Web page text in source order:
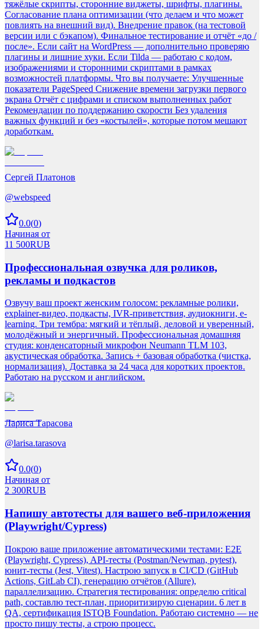
тяжёлые скрипты, сторонние виджеты, шрифты, плагины.
Согласование плана оптимизации (что делаем и что может
повлиять на внешний вид). Внедрение правок (на тестовой
версии или с бэкапом). Финальное тестирование и отчёт «до /
после». Если сайт на WordPress — дополнительно проверяю
плагины и лишние хуки. Если Tilda — работаю с кодом,
изображениями и сторонними скриптами в рамках
возможностей платформы. Что вы получаете: Улучшенные
показатели PageSpeed Снижение времени загрузки первого
экрана Отчёт с цифрами и списком выполненных работ
Рекомендации по поддержанию скорости Без удаления
важных функций и без «костылей», которые потом мешают
доработкам.
Сергей Платонов
@webspeed
0.0(0)
Начиная от
11 500RUB
Профессиональная озвучка для роликов,
рекламы и подкастов
Озвучу ваш проект женским голосом: рекламные ролики,
explainer-видео, подкасты, IVR-приветствия, аудиокниги, e-
learning. Три тембра: мягкий и тёплый, деловой и уверенный,
молодёжный и энергичный. Профессиональная домашняя
студия: конденсаторный микрофон Neumann TLM 103,
акустическая обработка. Запись + базовая обработка (чистка,
нормализация). Доставка за 24 часа для коротких проектов.
Работаю на русском и английском.
Лариса Тарасова
@larisa.tarasova
0.0(0)
Начиная от
2 300RUB
Напишу автотесты для вашего веб-приложения
(Playwright/Cypress)
Покрою ваше приложение автоматическими тестами: E2E
(Playwright, Cypress), API-тесты (Postman/Newman, pytest),
юнит-тесты (Jest, Vitest). Настрою запуск в CI/CD (GitHub
Actions, GitLab CI), генерацию отчётов (Allure),
параллелизацию. Стратегия тестирования: определю critical
path, составлю тест-план, приоритизирую сценарии. 6 лет в
QA, сертификация ISTQB Foundation. Работаю системно — не
просто пишу тесты, а строю процесс.